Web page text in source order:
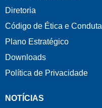
Diretoria
Código de Ética e Conduta
Plano Estratégico
Downloads
Política de Privacidade
NOTÍCIAS